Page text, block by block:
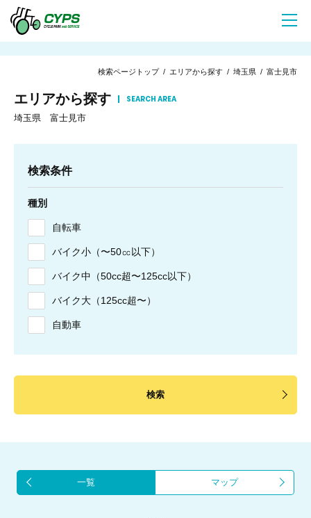
検索ページトップ/ エリアから探す / 埼玉県 / 富士見市
エリアから探す
SEARCH AREA
埼玉県 富士見市
検索条件
種別
自転車
バイク小（〜50㏄以下）
バイク中（50cc超〜125cc以下）
バイク大（125cc超〜）
自動車
検索
一覧 マップ